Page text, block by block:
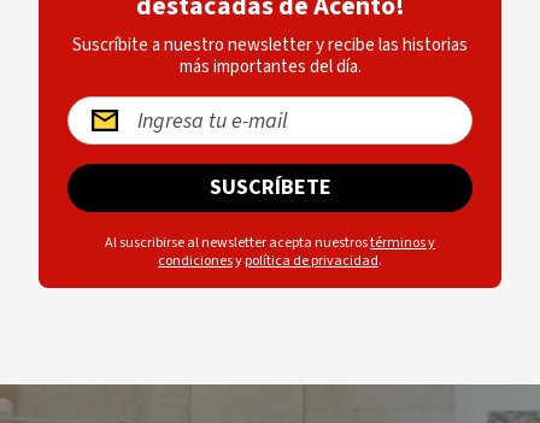
Suscríbite a nuestro newsletter y recibe las historias
más importantes del día.
SUSCRÍBETE
Al suscribirse al newsletter acepta nuestrostérminos y
condicionesypolítica de privacidad.